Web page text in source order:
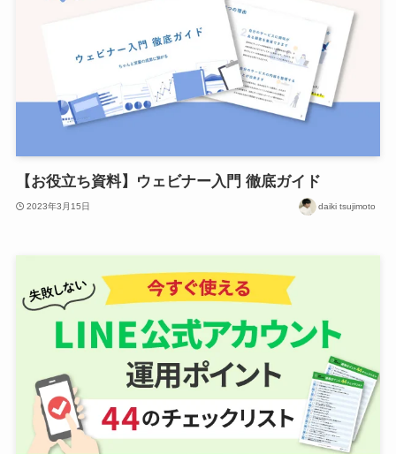
【お役立ち資料】ウェビナー入門 徹底ガイド
2023年3月15日 daiki tsujimoto